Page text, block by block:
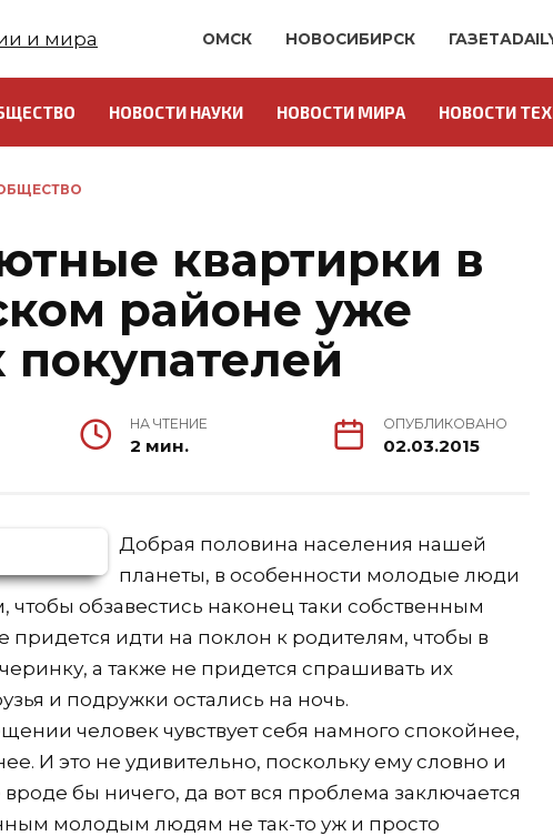
ОМСК НОВОСИБИРСК
НОВОСТИ НАУКИ НОВОСТИ МИРА НОВОСТИ
квартирки в
районе уже
НА ЧТЕНИЕ
2 мин.
ОПУБЛИКОВАНО
02.03.2015
Добрая половина населения нашей
планеты, в особенности молодые люди
чтобы обзавестись наконец таки собственным
идти на поклон к родителям, чтобы в
а также не придется спрашивать их
и подружки остались на ночь.
человек чувствует себя намного спокойнее,
И это не удивительно, поскольку ему словно и
бы ничего, да вот вся проблема заключается
молодым людям не так-то уж и просто